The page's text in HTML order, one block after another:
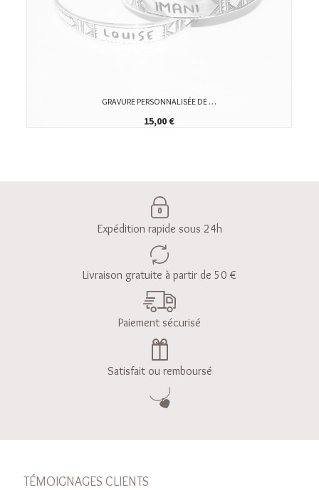
GRAVURE PERSONNALISÉE DE …
15,00 €
Expédition rapide sous 24h
Livraison gratuite à partir de 50 €
Paiement sécurisé
Satisfait ou remboursé
TÉMOIGNAGES CLIENTS